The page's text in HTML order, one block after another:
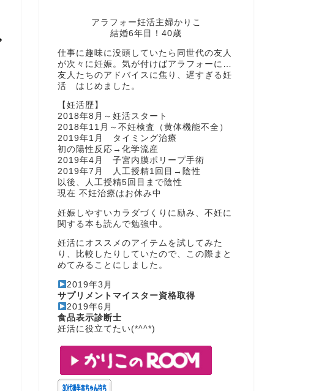
アラフォー妊活主婦かりこ
結婚6年目！40歳
仕事に趣味に没頭していたら同世代の友人
が次々に妊娠。気が付けばアラフォーに…
友人たちのアドバイスに焦り、遅すぎる妊
活 はじめました。
【妊活歴】
2018年8月～妊活スタート
2018年11月～不妊検査（黄体機能不全）
2019年1月 タイミング治療
初の陽性反応→化学流産
2019年4月 子宮内膜ポリープ手術
2019年7月 人工授精1回目→陰性
以後、人工授精5回目まで陰性
現在 不妊治療はお休み中
妊娠しやすいカラダづくりに励み、不妊に
関する本も読んで勉強中。
妊活にオススメのアイテムを試してみた
り、比較したりしていたので、この際まと
めてみることにしました。
2019年3月
サプリメントマイスター資格取得
2019年6月
食品表示診断士
妊活に役立てたい(*^^*)